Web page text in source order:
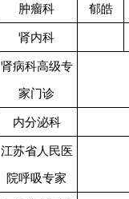
肿瘤科 郁皓
肾内科
肾病科高级专
家门诊
内分泌科
江苏省人民医
院呼吸专家